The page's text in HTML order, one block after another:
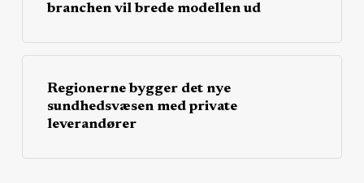
branchen vil brede modellen ud
Regionerne bygger det nye
sundhedsvæsen med private
leverandører